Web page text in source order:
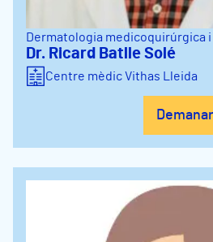
Dermatologia medicoquirúrgica
Dr. Ricard Batlle Solé
Centre mèdic Vithas Lleida